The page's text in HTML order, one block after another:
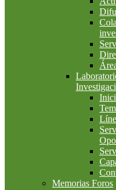
Memorias Foros